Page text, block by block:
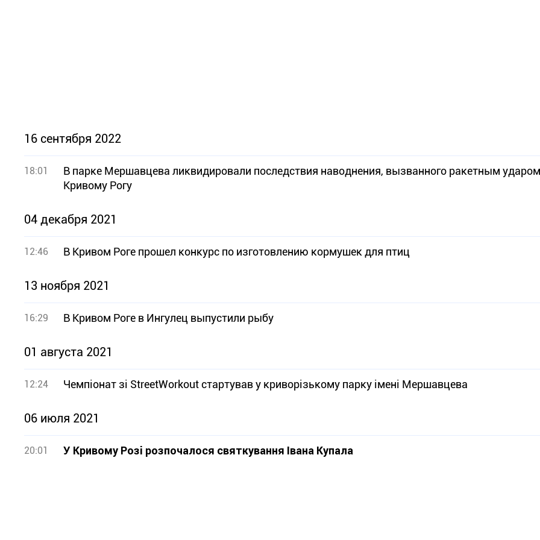
16 сентября 2022
18:01
В парке Мершавцева ликвидировали последствия наводнения, вызванного ракетным
Кривому Рогу
04 декабря 2021
12:46 В Кривом Роге прошел конкурс по изготовлению кормушек для птиц
13 ноября 2021
16:29 В Кривом Роге в Ингулец выпустили рыбу
01 августа 2021
12:24 Чемпіонат зі StreetWorkout стартував у криворізькому парку імені Мершавцева
06 июля 2021
20:01 У Кривому Розі розпочалося святкування Івана Купала